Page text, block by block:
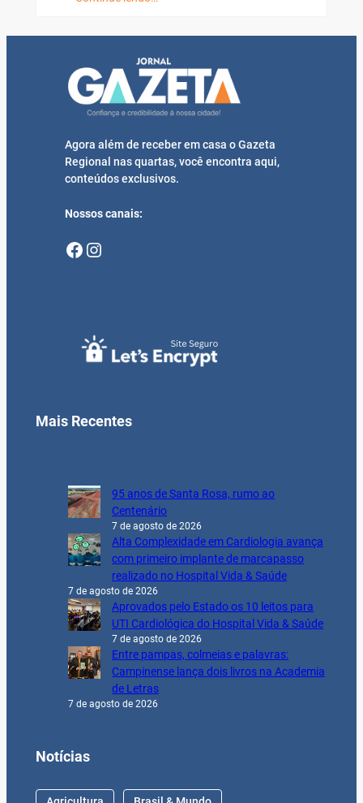
Agora além de receber em casa o Gazeta
Regional nas quartas, você encontra aqui,
conteúdos exclusivos.
Nossos canais:
Facebook Instagram
Mais Recentes
95 anos de Santa Rosa, rumo ao
Centenário
7 de agosto de 2026
Alta Complexidade em Cardiologia avança
com primeiro implante de marcapasso
realizado no Hospital Vida & Saúde
7 de agosto de 2026
Aprovados pelo Estado os 10 leitos para
UTI Cardiológica do Hospital Vida & Saúde
7 de agosto de 2026
Entre pampas, colmeias e palavras:
Campinense lança dois livros na Academia
de Letras
7 de agosto de 2026
Notícias